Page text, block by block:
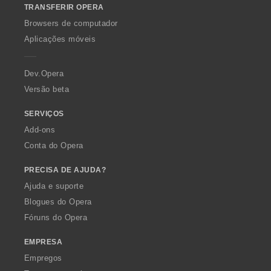
w
O
p
a
TRANSFERIR OPERA
Browsers de computador
Aplicações móveis
Dev.Opera
Versão beta
SERVIÇOS
Add-ons
Conta do Opera
PRECISA DE AJUDA?
Ajuda e suporte
Blogues do Opera
Fóruns do Opera
EMPRESA
Empregos